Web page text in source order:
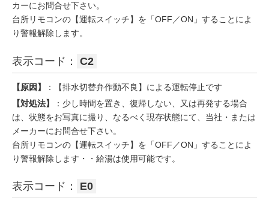
カーにお問合せ下さい。
台所リモコンの【運転スイッチ】を「OFF／ON」することによ
り警報解除します。
表示コード： C2
【原因】
：【排水切替弁作動不良】による運転停止です
【対処法】
：少し時間を置き、復帰しない、又は再発する場合
は、状態をお写真に撮り、なるべく現存状態にて、当社・または
メーカーにお問合せ下さい。
台所リモコンの【運転スイッチ】を「OFF／ON」することによ
り警報解除します・・給湯は使用可能です。
表示コード： E0